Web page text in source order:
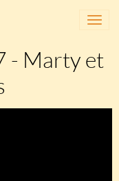
- Marty et